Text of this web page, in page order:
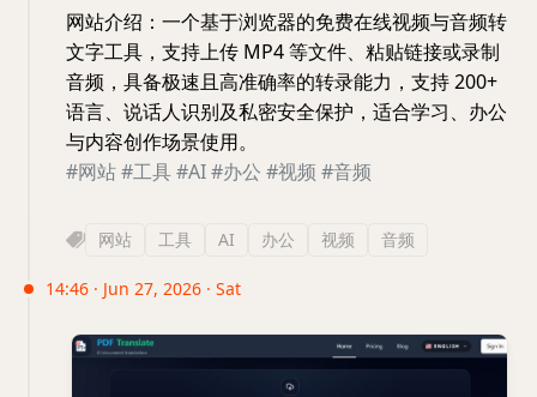
网站介绍：一个基于浏览器的免费在线视频与音频转
文字工具，支持上传 MP4 等文件、粘贴链接或录制
音频，具备极速且高准确率的转录能力，支持 200+
语言、说话人识别及私密安全保护，适合学习、办公
与内容创作场景使用。
#网站#工具#AI#办公 #视频 #音频
网站 工具 AI 办公 视频 音频
14:46 · Jun 27, 2026 · Sat